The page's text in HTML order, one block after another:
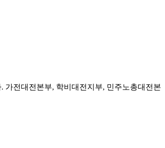
가전대전본부, 학비대전지부, 민주노총대전본